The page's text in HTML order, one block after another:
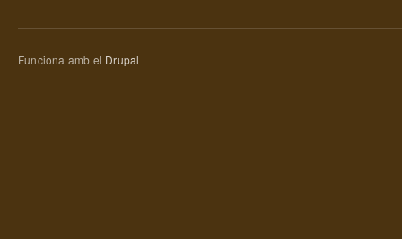
Funciona amb el Drupal